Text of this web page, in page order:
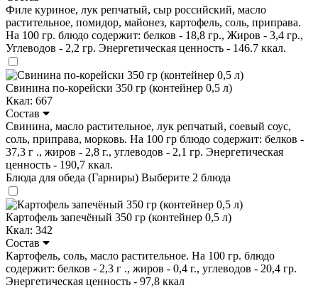
Филе куриное, лук репчатый, сыр российский, масло
растительное, помидор, майонез, картофель, соль, приправа.
На 100 гр. блюдо содержит: белков - 18,8 гр., Жиров - 3,4 гр.,
Углеводов - 2,2 гр. Энергетическая ценность - 146.7 ккал.
Свинина по-корейски 350 гр (контейнер 0,5 л)
Ккал: 667
Состав
Свинина, масло растительное, лук репчатый, соевый соус,
соль, приправа, морковь. На 100 гр блюдо содержит: белков -
37,3 г ., жиров - 2,8 г., углеводов - 2,1 гр. Энергетическая
ценность - 190,7 ккал.
Блюда для обеда (Гарниры) Выберите 2 блюда
Картофель запечёный 350 гр (контейнер 0,5 л)
Ккал: 342
Состав
Картофель, соль, масло растительное. На 100 гр. блюдо
содержит: белков - 2,3 г ., жиров - 0,4 г., углеводов - 20,4 гр.
Энергетическая ценность - 97,8 ккал